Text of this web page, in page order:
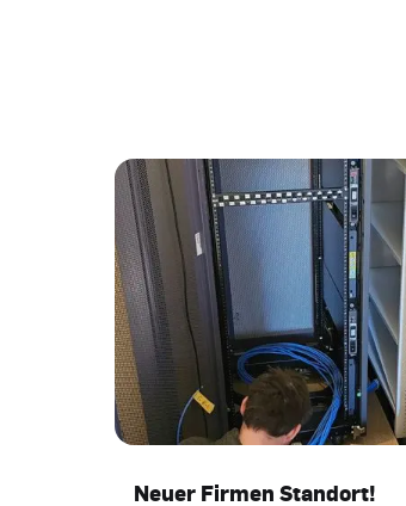
Neuer Firmen Standort!